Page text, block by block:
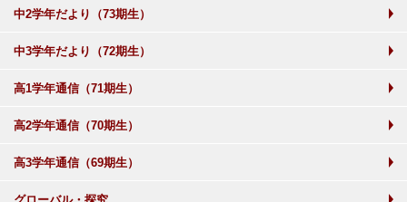
中2学年だより（73期生）
中3学年だより（72期生）
高1学年通信（71期生）
高2学年通信（70期生）
高3学年通信（69期生）